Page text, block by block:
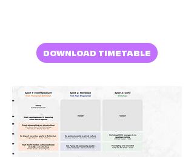
DOWNLOAD TIMETABLE